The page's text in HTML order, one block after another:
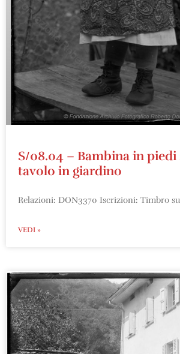
S/08.04 – Bambina in piedi
tavolo in giardino
Relazioni: DON3370 Iscrizioni: Timbro
VEDI »